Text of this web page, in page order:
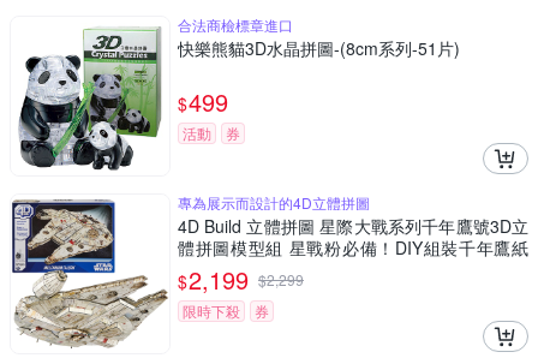
合法商檢標章進口
快樂熊貓3D水晶拼圖-(8cm系列-51片)
$499
活動 券
專為展示而設計的4D立體拼圖
4D Build 立體拼圖 星際大戰系列千年鷹號3D立
體拼圖模型組 星戰粉必備！DIY組裝千年鷹紙
模型 細節逼真 無需工具
$2,199 $2,299
限時下殺
券